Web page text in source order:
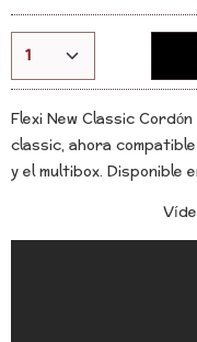
Flexi New Classic
classic, ahora